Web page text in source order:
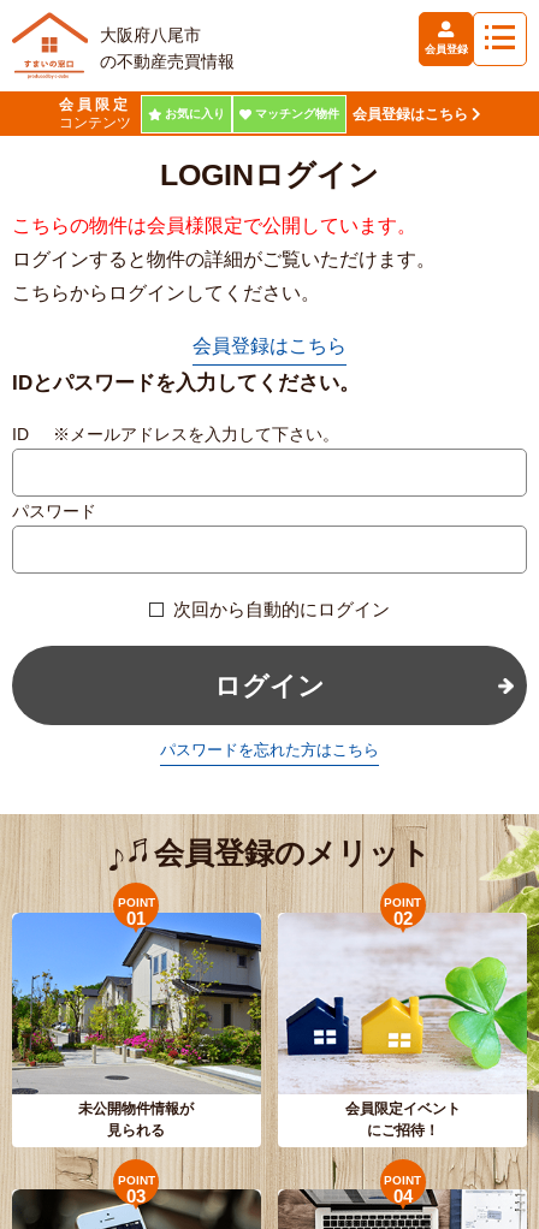
大阪府八尾市
の不動産売買情報
会員登録
会員限定
コンテンツ
お気に入り マッチング物件 会員登録はこちら
LOGINログイン
こちらの物件は会員様限定で公開しています。
ログインすると物件の詳細がご覧いただけます。
こちらからログインしてください。
会員登録はこちら
IDとパスワードを入力してください。
ID ※メールアドレスを入力して下さい。
パスワード
次回から自動的にログイン
ログイン
パスワードを忘れた方はこちら
会員登録のメリット
POINT
01
未公開物件情報が
見られる
POINT
02
会員限定イベント
にご招待！
POINT
03
POINT
04